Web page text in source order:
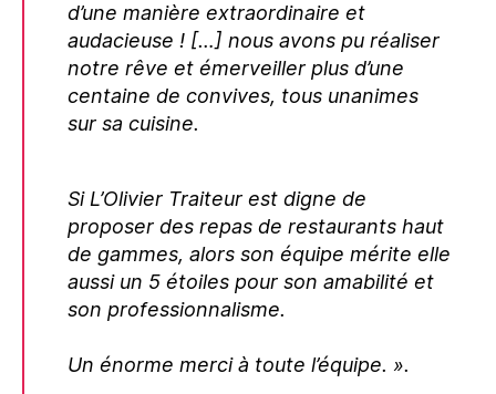
d’une manière extraordinaire et
audacieuse ! […] nous avons pu réaliser
notre rêve et émerveiller plus d’une
centaine de convives, tous unanimes
sur sa cuisine.
Si L’Olivier Traiteur est digne de
proposer des repas de restaurants haut
de gammes, alors son équipe mérite elle
aussi un 5 étoiles pour son amabilité et
son professionnalisme.
Un énorme merci à toute l’équipe. ».